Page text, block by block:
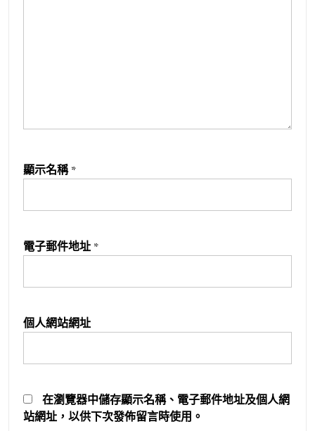
顯示名稱 *
電子郵件地址 *
個人網站網址
在瀏覽器中儲存顯示名稱、電子郵件地址及個人網
站網址，以供下次發佈留言時使用。